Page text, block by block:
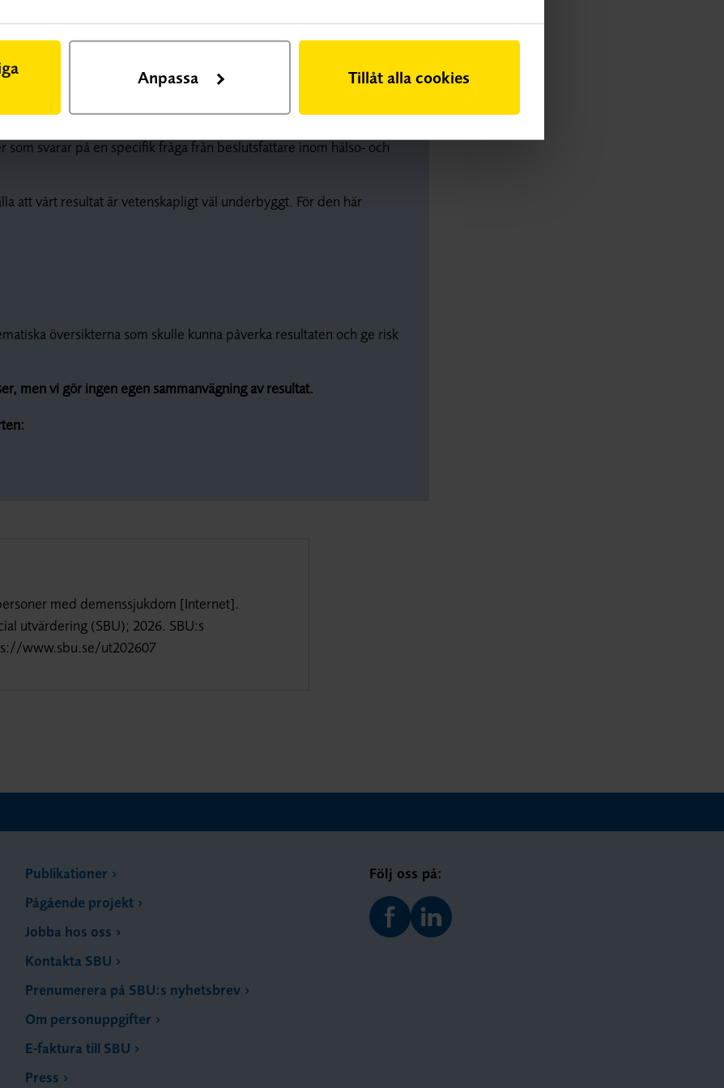
Anpassa Tillåt alla cookies
som svarar på en specifik fråga från beslutsfattare inom hälso- och
att vårt resultat är vetenskapligt väl underbyggt. För den här
översikterna som skulle kunna påverka resultaten och ge risk
men vi gör ingen egen sammanvägning av resultat.
med demenssjukdom [Internet].
utvärdering (SBU); 2026. SBU:s
www.sbu.se/ut202607
Publikationer
Pågående projekt
Jobba hos oss
Kontakta SBU
Prenumerera på SBU:s nyhetsbrev
Om personuppgifter
E-faktura till SBU
Press
Följ oss på: